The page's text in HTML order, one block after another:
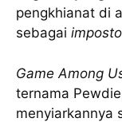
pengkhianat di
sebagai
Game Among
ternama
menyiarkannya